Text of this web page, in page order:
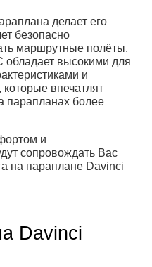
делает его
безопасно
маршрутные полёты.
высокими для
и
впечатлят
парапланах более
и
сопровождать Вас
на параплане Davinci
Davinci